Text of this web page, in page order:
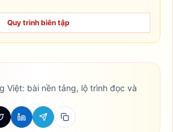
Quy trình biên tập
Việt: bài nền tảng, lộ trình đọc và